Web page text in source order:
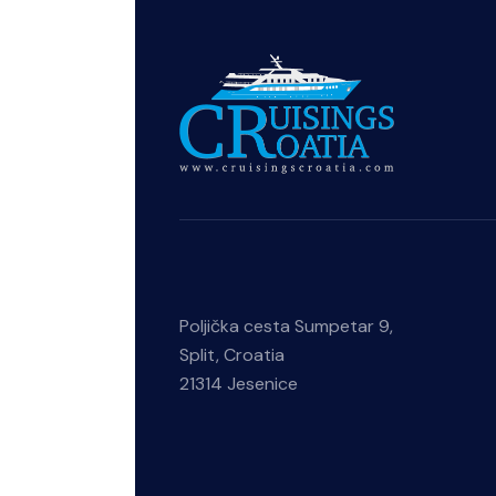
Poljička cesta Sumpetar 9,
Split, Croatia
21314 Jesenice